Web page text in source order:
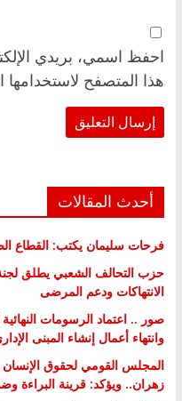
احفظ اسمي، بريدي
هذا المتصفح لاستخدامها
أحدث المقالات
فرحات سليمان يكتب: القطاع
حزب التحالف الشعبي يطلق
الانتهاكات ودعم المرضى
صور .. اعتماد الرسومات
وانتهاء أعمال إنشاء المبنى
المجلس القومي لحقوق الإنسان
زهران.. ويؤكد: قرينة البراءة